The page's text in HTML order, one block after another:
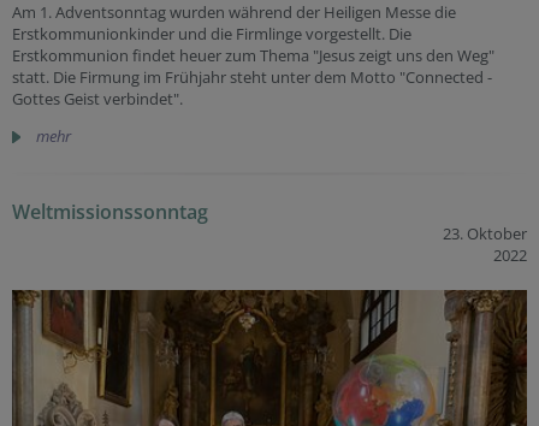
Am 1. Adventsonntag wurden während der Heiligen Messe die
Erstkommunionkinder und die Firmlinge vorgestellt. Die
Erstkommunion findet heuer zum Thema "Jesus zeigt uns den Weg"
statt. Die Firmung im Frühjahr steht unter dem Motto "Connected -
Gottes Geist verbindet".
mehr
Weltmissionssonntag
23. Oktober
2022